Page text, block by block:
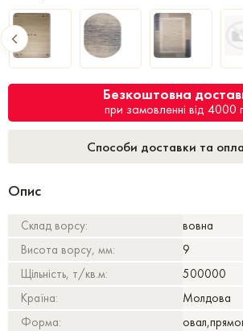
Безкоштовна
при замовленні від 4000
Способи доставки та
Опис
Склад ворсу:
вовна
Висота ворсу, мм:
9
Щільність, т/кв.м:
500000
Країна:
Молдова
Форма: